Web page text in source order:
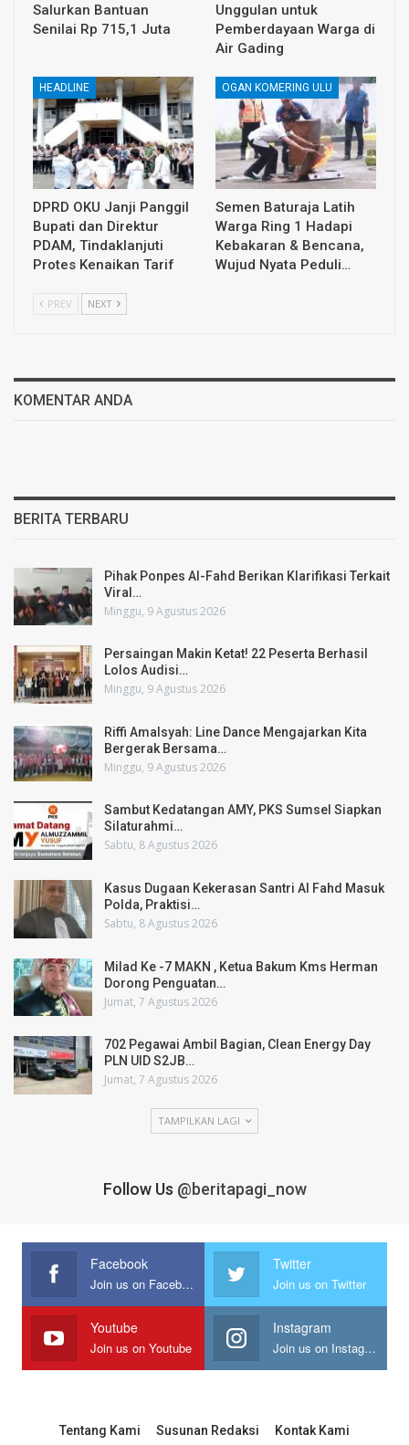
Salurkan Bantuan
Senilai Rp 715,1 Juta
Unggulan untuk
Pemberdayaan Warga di
Air Gading
HEADLINE
DPRD OKU Janji Panggil
Bupati dan Direktur
PDAM, Tindaklanjuti
Protes Kenaikan Tarif
OGAN KOMERING ULU
Semen Baturaja Latih
Warga Ring 1 Hadapi
Kebakaran & Bencana,
Wujud Nyata Peduli…
PREV NEXT
KOMENTAR ANDA
BERITA TERBARU
Pihak Ponpes Al-Fahd Berikan Klarifikasi Terkait
Viral…
Minggu, 9 Agustus 2026
Persaingan Makin Ketat! 22 Peserta Berhasil
Lolos Audisi…
Minggu, 9 Agustus 2026
Riffi Amalsyah: Line Dance Mengajarkan Kita
Bergerak Bersama…
Minggu, 9 Agustus 2026
Sambut Kedatangan AMY, PKS Sumsel Siapkan
Silaturahmi…
Sabtu, 8 Agustus 2026
Kasus Dugaan Kekerasan Santri Al Fahd Masuk
Polda, Praktisi…
Sabtu, 8 Agustus 2026
Milad Ke -7 MAKN , Ketua Bakum Kms Herman
Dorong Penguatan…
Jumat, 7 Agustus 2026
702 Pegawai Ambil Bagian, Clean Energy Day
PLN UID S2JB…
Jumat, 7 Agustus 2026
TAMPILKAN LAGI
Follow Us @beritapagi_now
Facebook
Join us on Facebook
Twitter
Join us on Twitter
Youtube
Join us on Youtube
Instagram
Join us on Instagram
Tentang Kami Susunan Redaksi Kontak Kami